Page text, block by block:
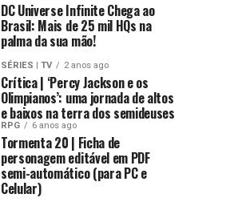
DC Universe Infinite Chega ao
Brasil: Mais de 25 mil HQs na
palma da sua mão!
SÉRIES | TV 2 anos ago
Crítica | ‘Percy Jackson e os
Olimpianos’: uma jornada de altos
e baixos na terra dos semideuses
RPG 6 anos ago
Tormenta 20 | Ficha de
personagem editável em PDF
semi-automático (para PC e
Celular)